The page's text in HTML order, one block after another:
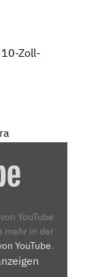
Zoll-
YouTube
mehr in der
YouTube.